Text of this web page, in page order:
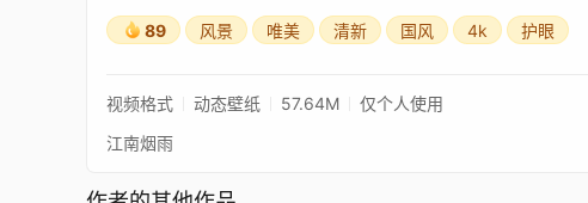
89 风景 唯美 清新 国风 4k 护眼
视频格式 动态壁纸 57.64M 仅个人使用
江南烟雨